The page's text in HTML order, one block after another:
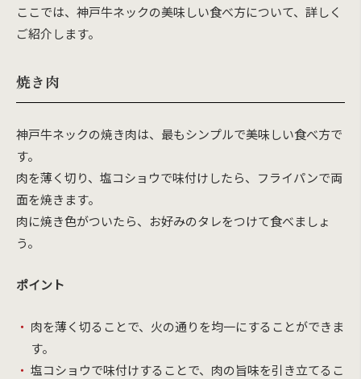
ここでは、神戸牛ネックの美味しい食べ方について、詳しく
ご紹介します。
焼き肉
神戸牛ネックの焼き肉は、最もシンプルで美味しい食べ方で
す。
肉を薄く切り、塩コショウで味付けしたら、フライパンで両
面を焼きます。
肉に焼き色がついたら、お好みのタレをつけて食べましょ
う。
ポイント
肉を薄く切ることで、火の通りを均一にすることができま
す。
塩コショウで味付けすることで、肉の旨味を引き立てるこ